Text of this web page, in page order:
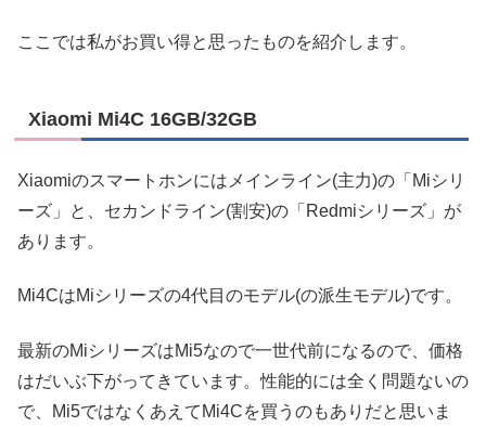
ここでは私がお買い得と思ったものを紹介します。
Xiaomi Mi4C 16GB/32GB
Xiaomiのスマートホンにはメインライン(主力)の「Miシリ
ーズ」と、セカンドライン(割安)の「Redmiシリーズ」が
あります。
Mi4CはMiシリーズの4代目のモデル(の派生モデル)です。
最新のMiシリーズはMi5なので一世代前になるので、価格
はだいぶ下がってきています。性能的には全く問題ないの
で、Mi5ではなくあえてMi4Cを買うのもありだと思いま